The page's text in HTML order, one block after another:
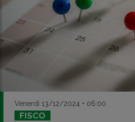
Venerdì 13/12/2024 • 06:00
FISCO